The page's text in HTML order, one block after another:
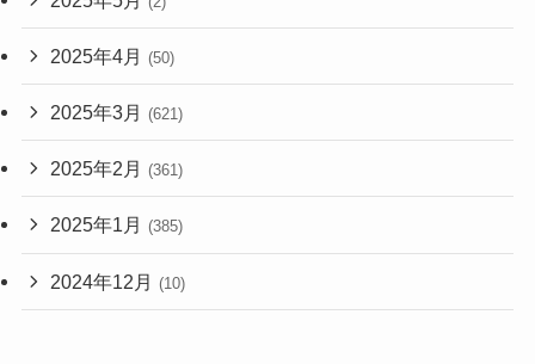
2025年4月 (50)
2025年3月 (621)
2025年2月 (361)
2025年1月 (385)
2024年12月 (10)